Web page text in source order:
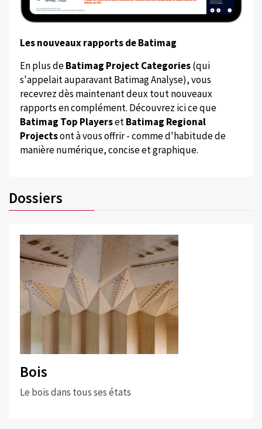
Les nouveaux rapports de Batimag
En plus deBatimag Project Categories(qui
s'appelait auparavant Batimag Analyse), vous
recevrez dès maintenant deux tout nouveaux
rapports en complément. Découvrez ici ce que
Batimag Top PlayersetBatimag Regional
Projectsont à vous offrir - comme d'habitude de
manière numérique, concise et graphique.
Dossiers
Bois
Le bois dans tous ses états